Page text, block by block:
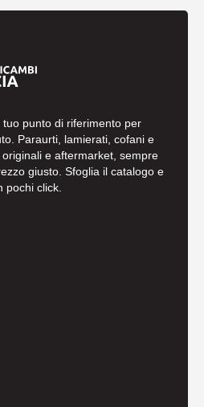
tuo punto di riferimento per
Paraurti, lamierati, cofani e
e aftermarket, sempre
giusto. Sfoglia il catalogo e
pochi click.